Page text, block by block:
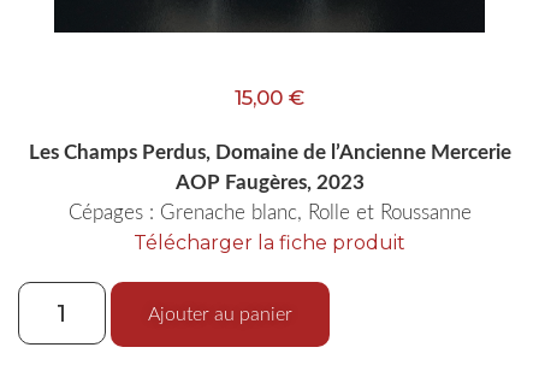
15,00 €
Les Champs Perdus, Domaine de l’Ancienne Mercerie
AOP Faugères, 2023
Cépages : Grenache blanc, Rolle et Roussanne
Télécharger la fiche produit
Ajouter au panier